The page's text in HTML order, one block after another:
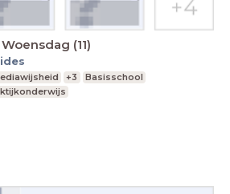
(11)
+3
Basisschool